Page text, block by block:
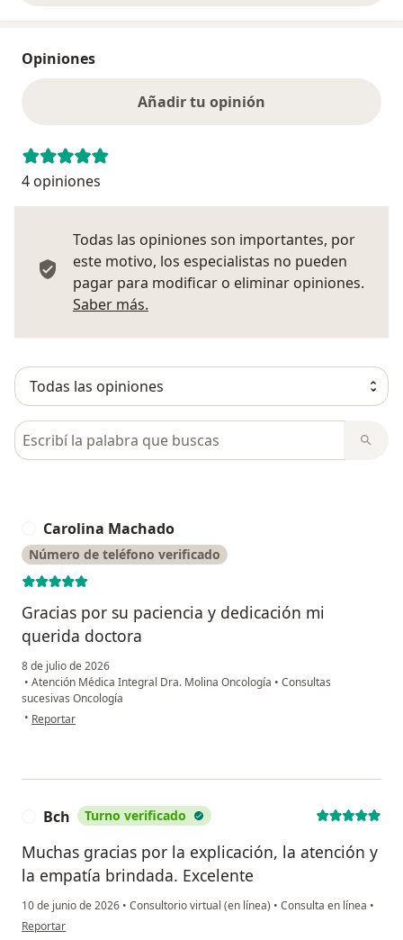
Opiniones
Añadir tu opinión
4 opiniones
Todas las opiniones son importantes, por
este motivo, los especialistas no pueden
pagar para modificar o eliminar opiniones.
Saber más.
Busca en opiniones
Carolina Machado
Número de teléfono verificado
Gracias por su paciencia y dedicación mi
querida doctora
8 de julio de 2026
• Atención Médica Integral Dra. Molina Oncología • Consultas
sucesivas Oncología
• en opinión del usuario Carolina Machado
Reportar
Bch Turno verificado
Muchas gracias por la explicación, la atención y
la empatía brindada. Excelente
10 de junio de 2026 • Consultorio virtual (en línea) • Consulta en línea •
en opinión del usuario Bch
Reportar